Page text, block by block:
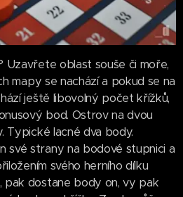
Uzavřete oblast souše či moře,
mapy se nachází a pokud se na
ještě libovolný počet křížků,
bod. Ostrov na dvou
Typické lacné dva body.
své strany na bodové stupnici a
svého herního dílku
dostane body on, vy pak